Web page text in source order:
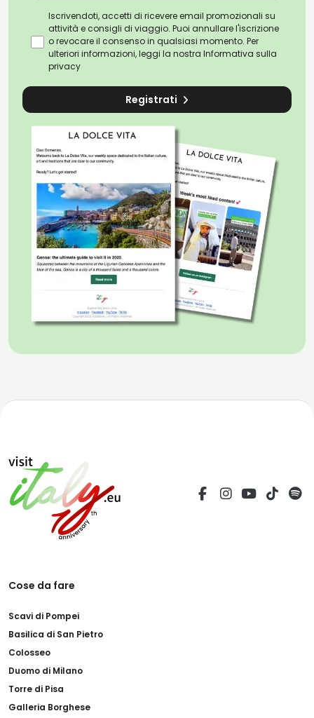
Iscrivendoti, accetti di ricevere email promozionali su
attività e consigli di viaggio. Puoi annullare l'iscrizione
o revocare il consenso in qualsiasi momento. Per
ulteriori informazioni, leggi la nostra Informativa sulla
privacy
Registrati
Cose da fare
Scavi di Pompei
Basilica di San Pietro
Colosseo
Duomo di Milano
Torre di Pisa
Galleria Borghese